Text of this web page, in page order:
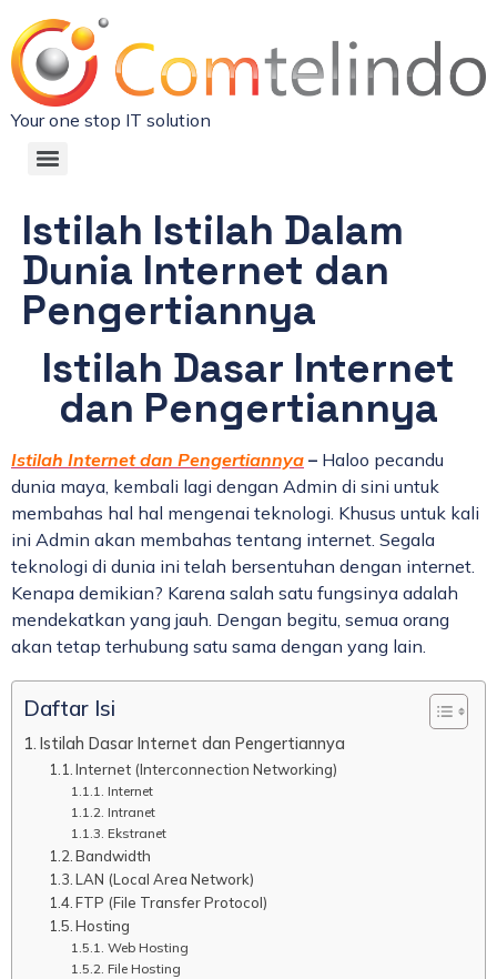
Your one stop IT solution
Istilah Istilah Dalam
Dunia Internet dan
Pengertiannya
Istilah Dasar Internet
dan Pengertiannya
Istilah Internet dan Pengertiannya – Haloo pecandu
dunia maya, kembali lagi dengan Admin di sini untuk
membahas hal hal mengenai teknologi. Khusus untuk kali
ini Admin akan membahas tentang internet. Segala
teknologi di dunia ini telah bersentuhan dengan internet.
Kenapa demikian? Karena salah satu fungsinya adalah
mendekatkan yang jauh. Dengan begitu, semua orang
akan tetap terhubung satu sama dengan yang lain.
Daftar Isi
Istilah Dasar Internet dan Pengertiannya
Internet (Interconnection Networking)
Internet
Intranet
Ekstranet
Bandwidth
LAN (Local Area Network)
FTP (File Transfer Protocol)
Hosting
Web Hosting
File Hosting